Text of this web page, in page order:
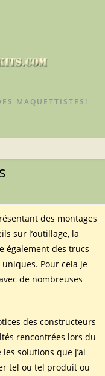
MAQUETTISTES!
des montages
sur l’outillage, la
également des trucs
Pour cela je
de nombreuses
des constructeurs
rencontrées lors du
solutions que j’ai
tel ou tel produit ou